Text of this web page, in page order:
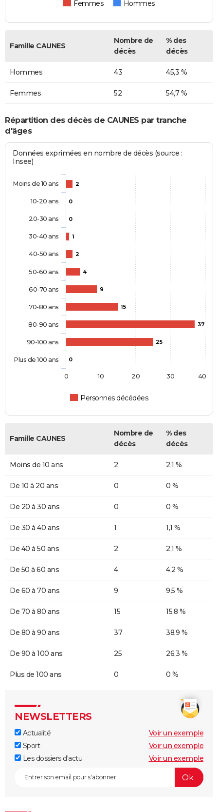
Femmes Hommes
Famille CAUNES
Nombre de
décès
% des
décès
Hommes 43 45,3 %
Femmes 52 54,7 %
Répartition des décès de CAUNES par tranche
d'âges
Données exprimées en nombre de décès (source :
Insee)
2
0
0
1
2
4
9
15
37
25
0
Personnes décédées
Moins de 10 ans
10-20 ans
20-30 ans
30-40 ans
40-50 ans
50-60 ans
60-70 ans
70-80 ans
80-90 ans
90-100 ans
Plus de 100 ans
0 10 20 30 40
Famille CAUNES
Nombre de
décès
% des
décès
Moins de 10 ans 2 2,1 %
De 10 à 20 ans 0 0 %
De 20 à 30 ans 0 0 %
De 30 à 40 ans 1 1,1 %
De 40 à 50 ans 2 2,1 %
De 50 à 60 ans 4 4,2 %
De 60 à 70 ans 9 9,5 %
De 70 à 80 ans 15 15,8 %
De 80 à 90 ans 37 38,9 %
De 90 à 100 ans 25 26,3 %
Plus de 100 ans 0 0 %
NEWSLETTERS
Actualité
Voir un exemple
Sport
Voir un exemple
Les dossiers d'actu
Voir un exemple